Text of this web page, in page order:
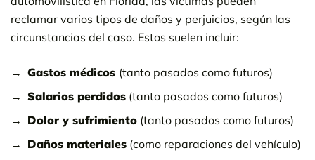
reclamar varios tipos de daños y perjuicios, según las
circunstancias del caso. Estos suelen incluir:
Gastos médicos (tanto pasados como futuros)
Salarios perdidos (tanto pasados como futuros)
Dolor y sufrimiento (tanto pasados como futuros)
Daños materiales (como reparaciones del vehículo)